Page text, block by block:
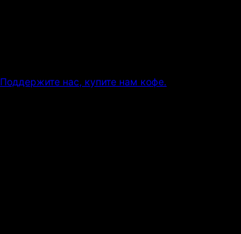
Поддержите нас, купите нам кофе.